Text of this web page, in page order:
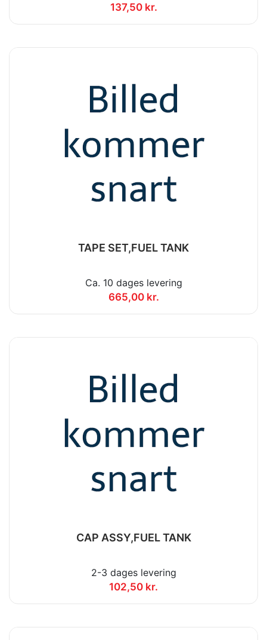
137,50 kr.
TAPE SET,FUEL TANK
Ca. 10 dages levering
665,00 kr.
CAP ASSY,FUEL TANK
2-3 dages levering
102,50 kr.